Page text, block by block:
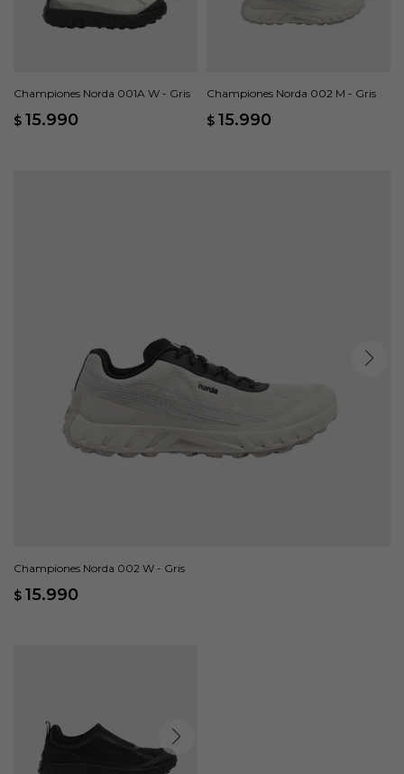
Championes Norda 001A W - Gris
$ 15.990
Championes Norda 002 M - Gris
$ 15.990
Championes Norda 002 W - Gris
$ 15.990